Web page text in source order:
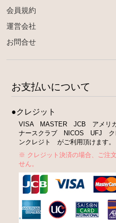
会員規約
運営会社
お問合せ
お支払いについて
●クレジット
VISA MASTER JCB アメリ
ナースクラブ NICOS UFJ
ンクレジト がご利用頂けます。
※ クレジット決済の場合、ご注
せん。